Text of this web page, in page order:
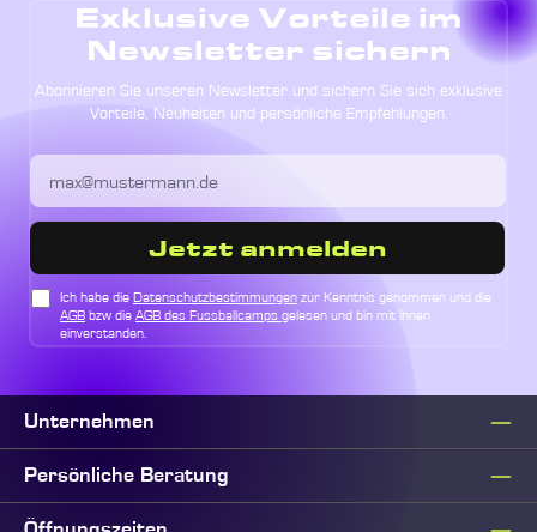
Exklusive Vorteile im
Newsletter sichern
Abonnieren Sie unseren Newsletter und sichern Sie sich exklusive
Vorteile, Neuheiten und persönliche Empfehlungen.
Jetzt anmelden
Ich habe die Datenschutzbestimmungen zur Kenntnis genommen und die
AGB bzw die AGB des Fussballcamps gelesen und bin mit ihnen
einverstanden.
Unternehmen
Persönliche Beratung